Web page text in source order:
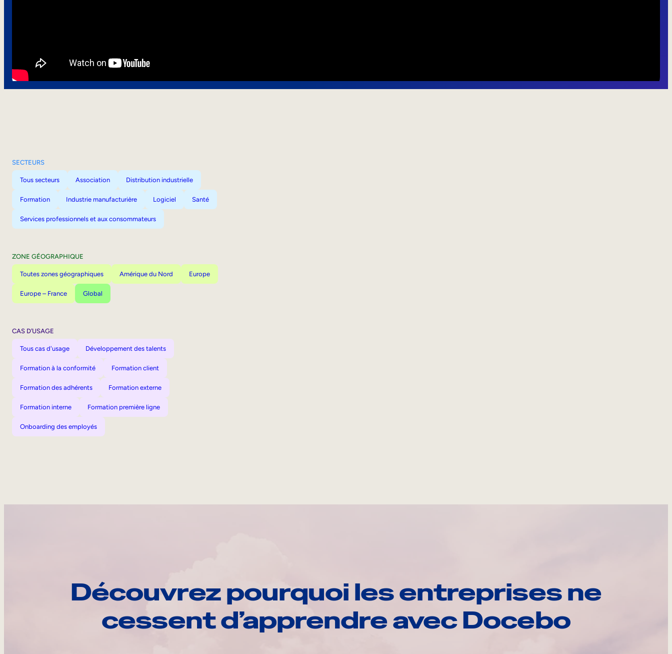
SECTEURS
Tous secteurs Association Distribution industrielle
Formation Industrie manufacturière Logiciel Santé
Services professionnels et aux consommateurs
ZONE GÉOGRAPHIQUE
Toutes zones géographiques Amérique du Nord Europe
Europe – France Global
CAS D’USAGE
Tous cas d'usage Développement des talents
Formation à la conformité Formation client
Formation des adhérents Formation externe
Formation interne Formation première ligne
Onboarding des employés
Découvrez pourquoi les entreprises ne
cessent d’apprendre avec Docebo